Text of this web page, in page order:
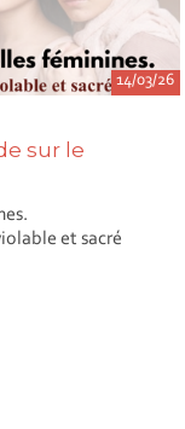
14/03/26
sur le
et sacré